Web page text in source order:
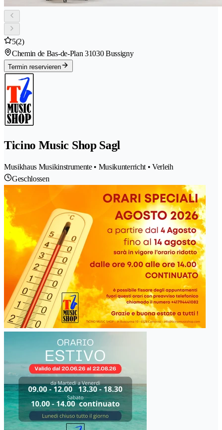
5(2)
Chemin de Bas-de-Plan 31030 Bussigny
Termin reservieren
Ticino Music Shop Sagl
Musikhaus Musikinstrumente • Musikunterricht • Verleih
Geschlossen